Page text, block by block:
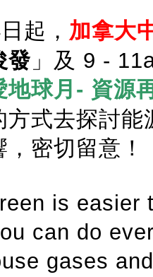
起 ， 加拿大
發 」及 9 -
地球月- 資源
方式去探討
密切留意！
is easier
can do
gases